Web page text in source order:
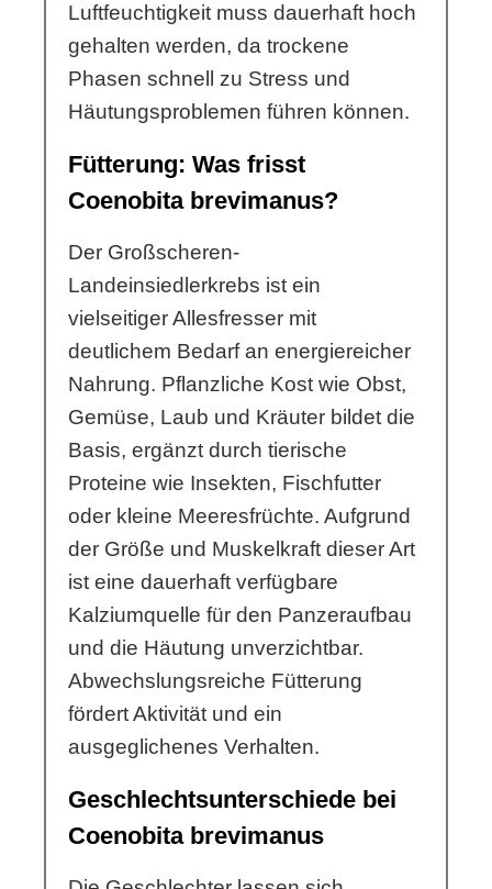
Luftfeuchtigkeit muss dauerhaft hoch
gehalten werden, da trockene
Phasen schnell zu Stress und
Häutungsproblemen führen können.
Fütterung: Was frisst
Coenobita brevimanus?
Der Großscheren-
Landeinsiedlerkrebs ist ein
vielseitiger Allesfresser mit
deutlichem Bedarf an energiereicher
Nahrung. Pflanzliche Kost wie Obst,
Gemüse, Laub und Kräuter bildet die
Basis, ergänzt durch tierische
Proteine wie Insekten, Fischfutter
oder kleine Meeresfrüchte. Aufgrund
der Größe und Muskelkraft dieser Art
ist eine dauerhaft verfügbare
Kalziumquelle für den Panzeraufbau
und die Häutung unverzichtbar.
Abwechslungsreiche Fütterung
fördert Aktivität und ein
ausgeglichenes Verhalten.
Geschlechtsunterschiede bei
Coenobita brevimanus